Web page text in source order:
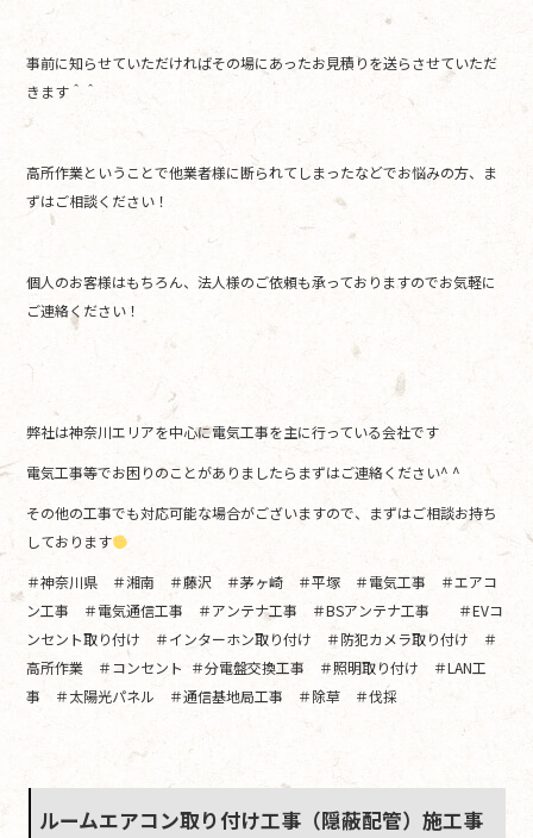
事前に知らせていただければその場にあったお見積りを送らさせていただ
きます＾＾
高所作業ということで他業者様に断られてしまったなどでお悩みの方、ま
ずはご相談ください！
個人のお客様はもちろん、法人様のご依頼も承っておりますのでお気軽に
ご連絡ください！
弊社は神奈川エリアを中心に電気工事を主に行っている会社です
電気工事等でお困りのことがありましたらまずはご連絡ください^ ^
その他の工事でも対応可能な場合がございますので、まずはご相談お持ち
しております
＃神奈川県 ＃湘南 ＃藤沢 ＃茅ヶ崎 ＃平塚 ＃電気工事 ＃エアコ
ン工事 ＃電気通信工事 ＃アンテナ工事 ＃BSアンテナ工事 ＃EVコ
ンセント取り付け ＃インターホン取り付け ＃防犯カメラ取り付け ＃
高所作業 ＃コンセント ＃分電盤交換工事 ＃照明取り付け ＃LAN工
事 ＃太陽光パネル ＃通信基地局工事 ＃除草 ＃伐採
ルームエアコン取り付け工事（隠蔽配管）施工事